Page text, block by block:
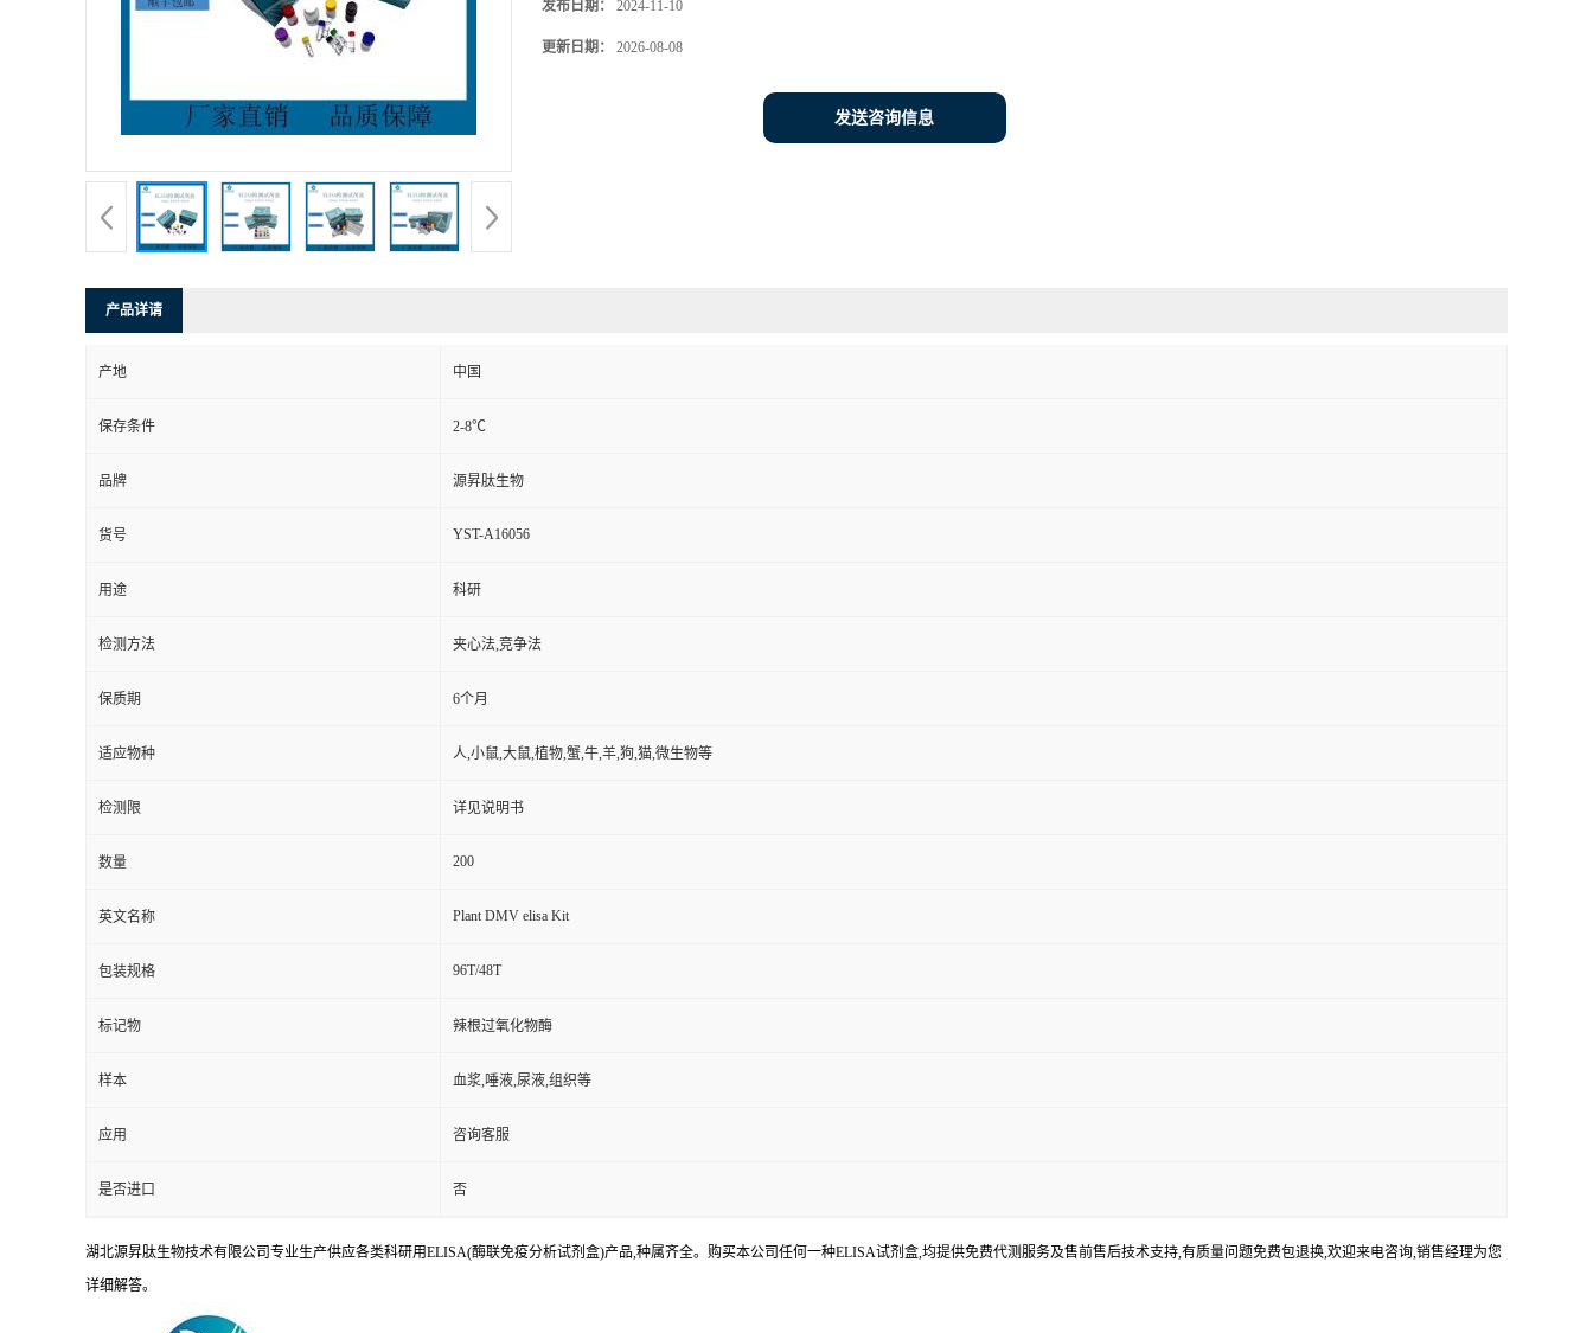
发布日期： 2024-11-10
更新日期： 2026-08-08
发送咨询信息
产品详请
产地 中国
保存条件 2-8℃
品牌 源昇肽生物
货号 YST-A16056
用途 科研
检测方法 夹心法,竞争法
保质期 6个月
适应物种 人,小鼠,大鼠,植物,蟹,牛,羊,狗,猫,微生物等
检测限 详见说明书
数量 200
英文名称 Plant DMV elisa Kit
包装规格 96T/48T
标记物 辣根过氧化物酶
样本 血浆,唾液,尿液,组织等
应用 咨询客服
是否进口 否
湖北源昇肽生物技术有限公司专业生产供应各类科研用ELISA(酶联免疫分析试剂盒)产品,种属齐全。购买本公司任何一种ELISA试剂盒,均提供免费代测服务及售前售后技术支持,有质量问题免费包退换,欢迎来电咨询,销售经理为您
详细解答。